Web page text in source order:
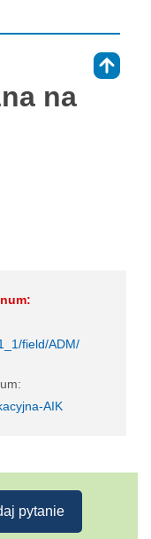
na
field/ADM/
AIK
pytanie